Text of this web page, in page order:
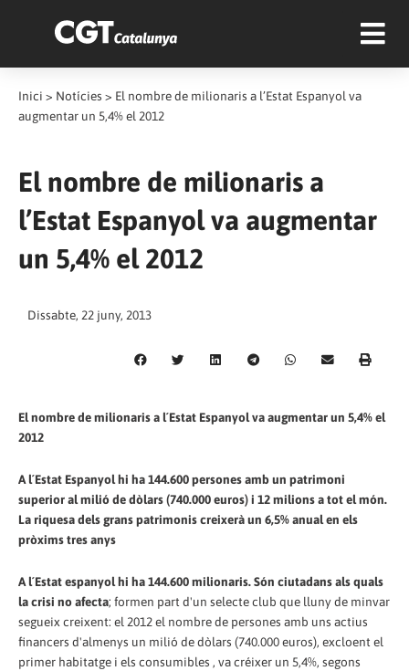
Inici > Notícies > El nombre de milionaris a l’Estat Espanyol va
augmentar un 5,4% el 2012
El nombre de milionaris a
l’Estat Espanyol va augmentar
un 5,4% el 2012
Dissabte, 22 juny, 2013
El nombre de milionaris a l´Estat Espanyol va augmentar un 5,4% el
2012
A l´Estat Espanyol hi ha 144.600 persones amb un patrimoni
superior al milió de dòlars (740.000 euros) i 12 milions a tot el món.
La riquesa dels grans patrimonis creixerà un 6,5% anual en els
pròxims tres anys
A l´Estat espanyol hi ha 144.600 milionaris. Són ciutadans als quals
la crisi no afecta; formen part d'un selecte club que lluny de minvar
segueix creixent: el 2012 el nombre de persones amb uns actius
financers d'almenys un milió de dòlars (740.000 euros), excloent el
primer habitatge i els consumibles , va créixer un 5,4%, segons